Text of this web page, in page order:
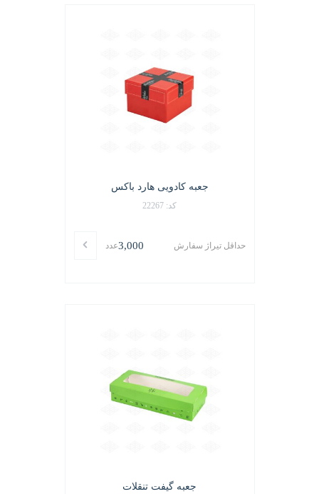
جعبه کادویی هارد باکس
کد: 22267
حداقل تیراژ سفارش 3,000عدد
جعبه گیفت تنقلات